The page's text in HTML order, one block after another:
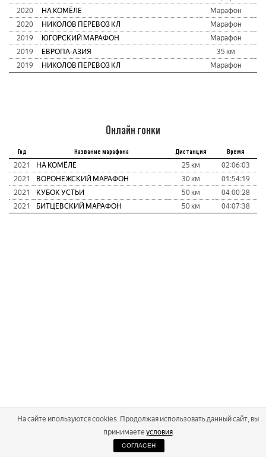
2020
НА КОМЁЛЕ Марафон
2020
НИКОЛОВ ПЕРЕВОЗ КЛ Марафон
2019
ЮГОРСКИЙ МАРАФОН Марафон
2019
ЕВРОПА-АЗИЯ
35 км
2019
НИКОЛОВ ПЕРЕВОЗ КЛ Марафон
Онлайн гонки
Год Название марафона Дистанция Время
2021 НА КОМЁЛЕ 25 км
02:06:03
2021
ВОРОНЕЖСКИЙ МАРАФОН 30 км
01:54:19
2021
КУБОК УСТЬИ 50 км
04:00:28
2021
БИТЦЕВСКИЙ МАРАФОН 50 км 04:07:38
На сайте ипользуются cookies. Продолжая использовать данный сайт, вы
принимаете условия
СОГЛАСЕН